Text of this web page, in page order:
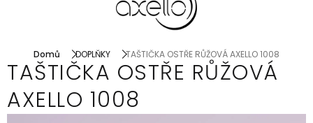
Domů DOPLŇKY TAŠTIČKA OSTŘE RŮŽOVÁ AXELLO 1008
TAŠTIČKA OSTŘE RŮŽOVÁ
AXELLO 1008